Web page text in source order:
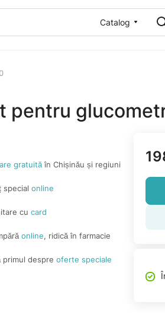
Catalog
pentru
gratuităîn Chișinău și regiuni
specialonline
cucard
online, ridică în farmacie
primul despreoferte speciale